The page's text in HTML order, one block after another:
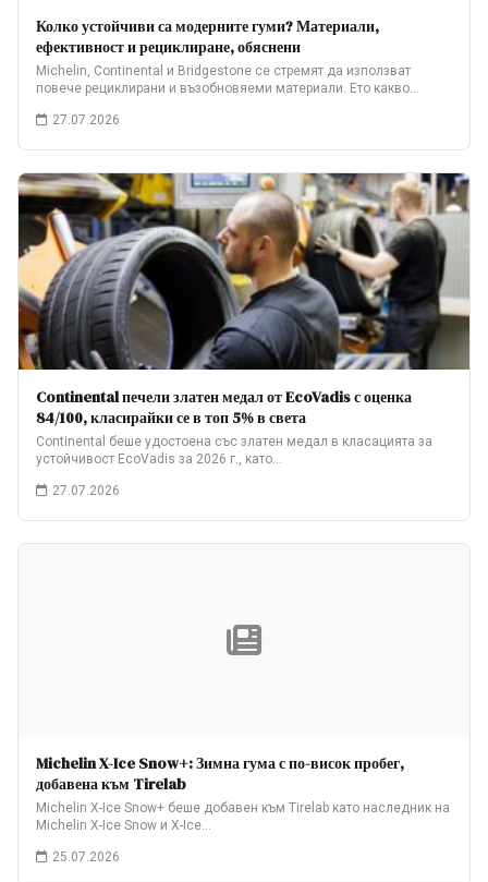
Колко устойчиви са модерните гуми? Материали,
ефективност и рециклиране, обяснени
Michelin, Continental и Bridgestone се стремят да използват
повече рециклирани и възобновяеми материали. Ето какво…
27.07.2026
Continental печели златен медал от EcoVadis с оценка
84/100, класирайки се в топ 5% в света
Continental беше удостоена със златен медал в класацията за
устойчивост EcoVadis за 2026 г., като…
27.07.2026
Michelin X-Ice Snow+: Зимна гума с по-висок пробег,
добавена към Tirelab
Michelin X-Ice Snow+ беше добавен към Tirelab като наследник на
Michelin X-Ice Snow и X-Ice…
25.07.2026